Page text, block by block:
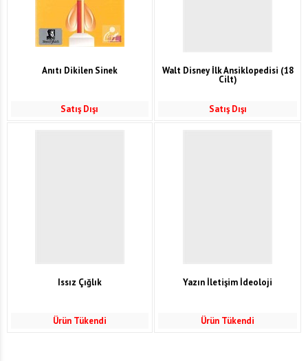
Anıtı Dikilen Sinek
Satış Dışı
Walt Disney İlk Ansiklopedisi (18
Cilt)
Satış Dışı
Issız Çığlık
Ürün Tükendi
Yazın İletişim İdeoloji
Ürün Tükendi